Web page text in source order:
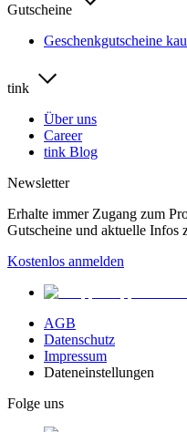
Gutscheine
Geschenkgutscheine
tink
Über uns
Career
tink Blog
Newsletter
Erhalte immer Zugang zum
Gutscheine und aktuelle Infos
Kostenlos anmelden
AGB
Datenschutz
Impressum
Dateneinstellungen
Folge uns